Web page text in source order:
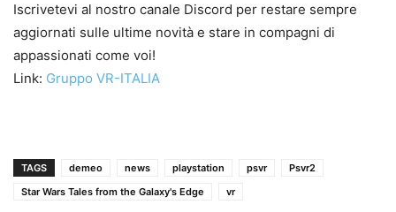
Iscrivetevi al nostro canale Discord per restare sempre
aggiornati sulle ultime novità e stare in compagni di
appassionati come voi!
Link: Gruppo VR-ITALIA
TAGS demeo news playstation psvr
Psvr2
Star Wars Tales from the Galaxy's Edge
vr